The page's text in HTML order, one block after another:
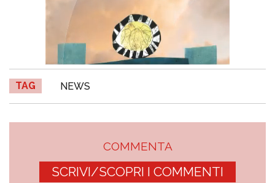
TAG NEWS
COMMENTA
SCRIVI/SCOPRI I COMMENTI